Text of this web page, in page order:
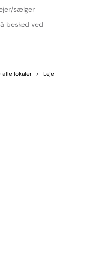
sælger
besked ved
alle lokaler > Leje